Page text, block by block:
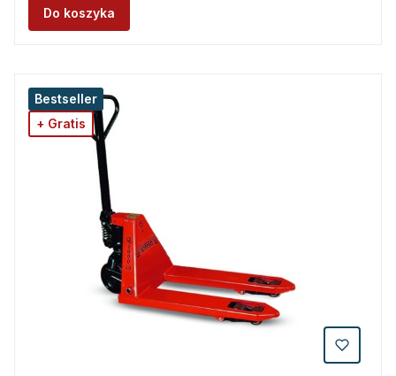
Do koszyka
Bestseller
+ Gratis